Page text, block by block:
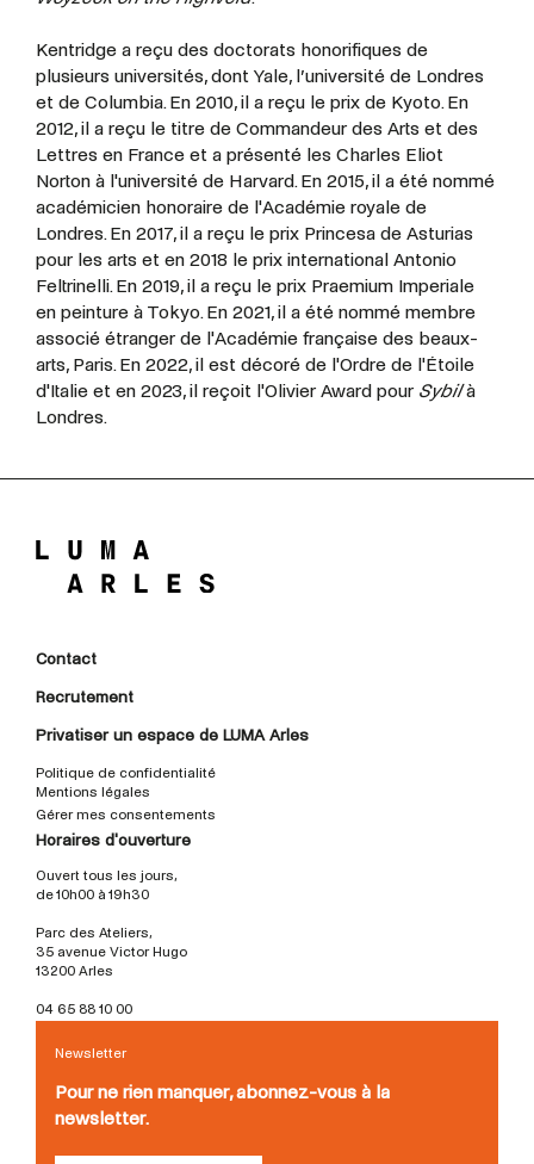
Kentridge a reçu des doctorats honorifiques de
plusieurs universités, dont Yale, l’université de Londres
et de Columbia. En 2010, il a reçu le prix de Kyoto. En
2012, il a reçu le titre de Commandeur des Arts et des
Lettres en France et a présenté les Charles Eliot
Norton à l'université de Harvard. En 2015, il a été nommé
académicien honoraire de l'Académie royale de
Londres. En 2017, il a reçu le prix Princesa de Asturias
pour les arts et en 2018 le prix international Antonio
Feltrinelli. En 2019, il a reçu le prix Praemium Imperiale
en peinture à Tokyo. En 2021, il a été nommé membre
associé étranger de l'Académie française des beaux-
arts, Paris. En 2022, il est décoré de l'Ordre de l'Étoile
d'Italie et en 2023, il reçoit l'Olivier Award pour Sybilà
Londres.
Contact
Recrutement
Privatiser un espace de LUMA Arles
Politique de confidentialité
Mentions légales
Gérer mes consentements
Horaires d'ouverture
Ouvert tous les jours,
de 10h00 à 19h30
Parc des Ateliers,
35 avenue Victor Hugo
13200 Arles
04 65 88 10 00
Newsletter
Pour ne rien manquer, abonnez-vous à la
newsletter.